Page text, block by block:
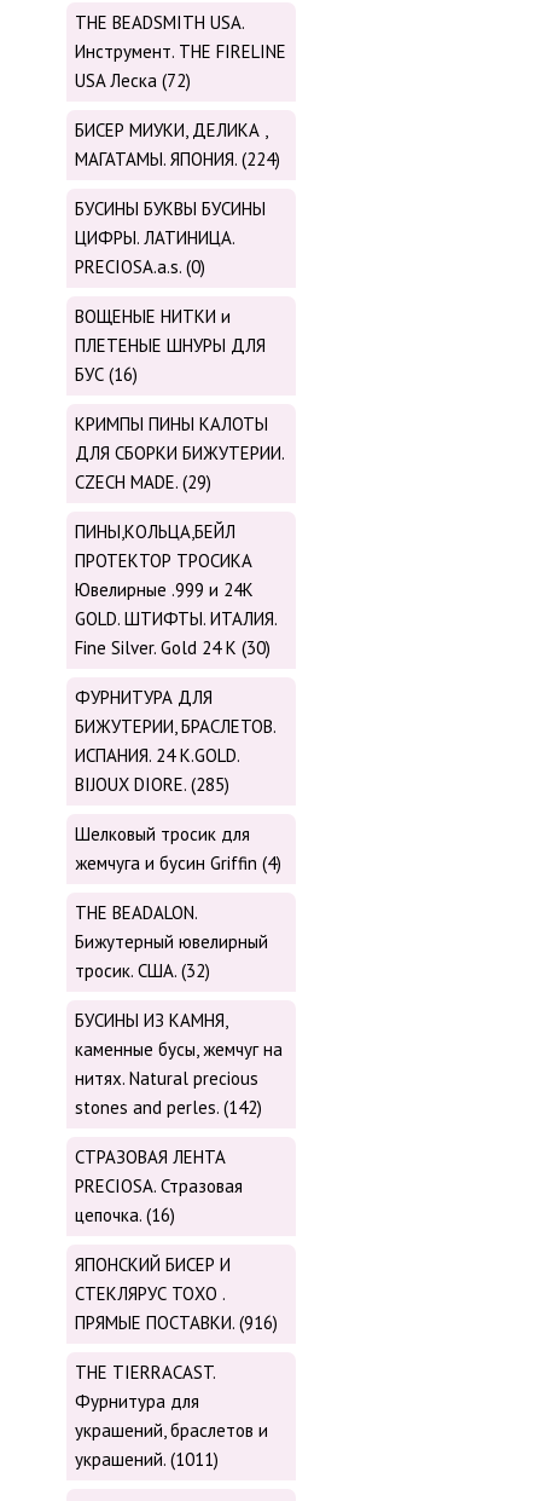
THE BEADSMITH USA.
Инструмент. THE FIRELINE
USA Леска (72)
БИСЕР МИУКИ, ДЕЛИКА ,
МАГАТАМЫ. ЯПОНИЯ. (224)
БУСИНЫ БУКВЫ БУСИНЫ
ЦИФРЫ. ЛАТИНИЦА.
PRECIOSA.a.s. (0)
ВОЩЕНЫЕ НИТКИ и
ПЛЕТЕНЫЕ ШНУРЫ ДЛЯ
БУС (16)
КРИМПЫ ПИНЫ КАЛОТЫ
ДЛЯ СБОРКИ БИЖУТЕРИИ.
CZECH MADE. (29)
ПИНЫ,КОЛЬЦА,БЕЙЛ
ПРОТЕКТОР ТРОСИКА
Ювелирные .999 и 24К
GOLD. ШТИФТЫ. ИТАЛИЯ.
Fine Silver. Gold 24 K (30)
ФУРНИТУРА ДЛЯ
БИЖУТЕРИИ, БРАСЛЕТОВ.
ИСПАНИЯ. 24 K.GOLD.
BIJOUX DIORE. (285)
Шелковый тросик для
жемчуга и бусин Griffin (4)
THE BEADALON.
Бижутерный ювелирный
тросик. США. (32)
БУСИНЫ ИЗ КАМНЯ,
каменные бусы, жемчуг на
нитях. Natural precious
stones and perles. (142)
СТРАЗОВАЯ ЛЕНТА
PRECIOSA. Стразовая
цепочка. (16)
ЯПОНСКИЙ БИСЕР И
СТЕКЛЯРУС TOХО .
ПРЯМЫЕ ПОСТАВКИ. (916)
THE TIERRACAST.
Фурнитура для
украшений, браслетов и
украшений. (1011)